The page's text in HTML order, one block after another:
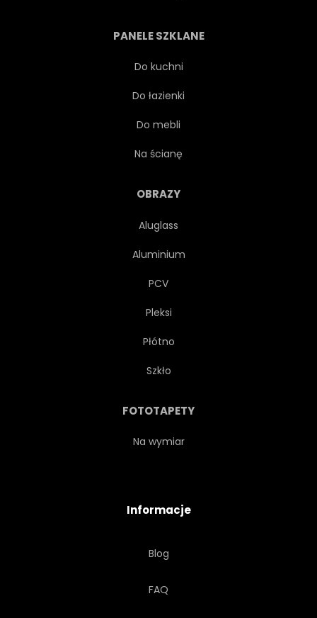
PUNKT ORIENTACYJNY
WYPOCZYNEK
SZYDŁO
PANELE SZKLANE
Do kuchni
Do łazienki
Do mebli
Na ścianę
OBRAZY
Aluglass
Aluminium
PCV
Pleksi
Płótno
Szkło
FOTOTAPETY
Na wymiar
Informacje
Blog
FAQ